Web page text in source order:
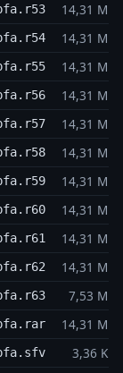
14,31 MB
14,31 MB
14,31 MB
14,31 MB
14,31 MB
14,31 MB
14,31 MB
14,31 MB
14,31 MB
14,31 MB
7,53 MB
14,31 MB
3,36 KB